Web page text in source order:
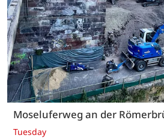
Moseluferweg an der
Tuesday